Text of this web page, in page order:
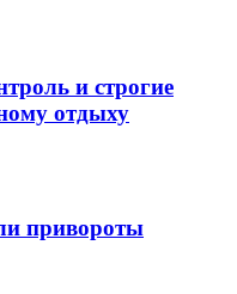
и строгие
отдыху
привороты